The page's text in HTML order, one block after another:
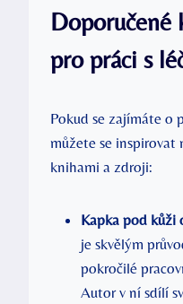
Doporučené
pro práci s
Pokud se zajímáte o
můžete se inspirovat
knihami a zdroji:
Kapka pod kůži
je skvělým
pokročilé
Autor v ní sdílí